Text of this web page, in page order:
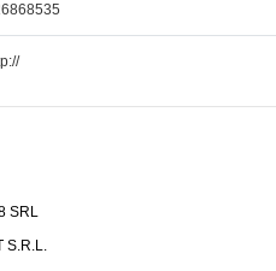
SRL
S.R.L.